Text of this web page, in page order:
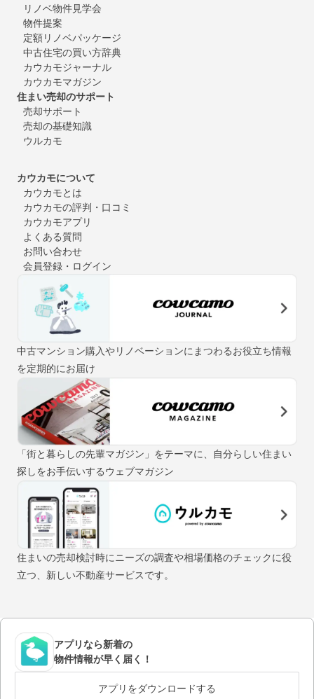
リノベ物件見学会
物件提案
定額リノベパッケージ
中古住宅の買い方辞典
カウカモジャーナル
カウカモマガジン
住まい売却のサポート
売却サポート
売却の基礎知識
ウルカモ
カウカモについて
カウカモとは
カウカモの評判・口コミ
カウカモアプリ
よくある質問
お問い合わせ
会員登録・ログイン
中古マンション購入やリノベーションにまつわるお役立ち情報
を定期的にお届け
「街と暮らしの先輩マガジン」をテーマに、自分らしい住まい
探しをお手伝いするウェブマガジン
住まいの売却検討時にニーズの調査や相場価格のチェックに役
立つ、新しい不動産サービスです。
アプリなら新着の
物件情報が早く届く！
アプリをダウンロードする